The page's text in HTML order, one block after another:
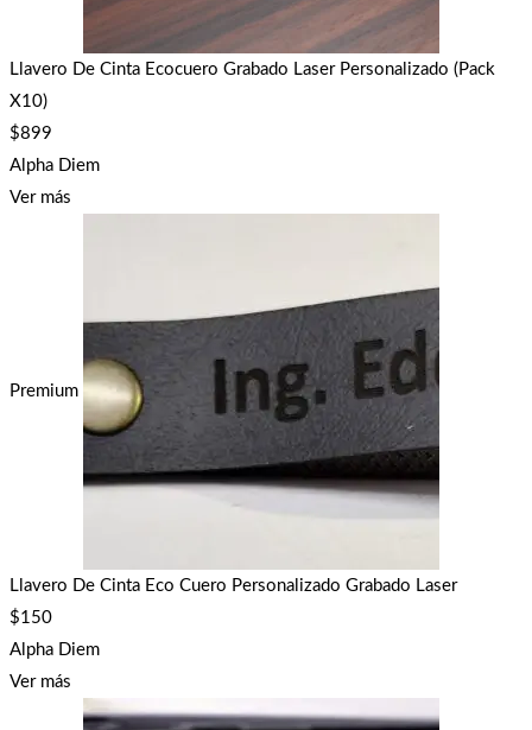
Llavero De Cinta Ecocuero Grabado Laser Personalizado (Pack
X10)
$899
Alpha Diem
Ver más
Premium
Llavero De Cinta Eco Cuero Personalizado Grabado Laser
$150
Alpha Diem
Ver más